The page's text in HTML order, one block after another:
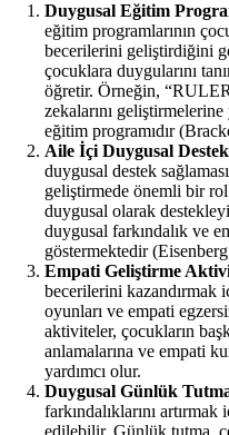
Duygusal Eğitim
eğitim programlarının
becerilerini geliştirdiğini
çocuklara duygularını
öğretir. Örneğin,
zekalarını geliştirmelerine
eğitim programıdır
Aile İçi Duygusal
duygusal destek
geliştirmede önemli bir rol
duygusal olarak
duygusal farkındalık ve
göstermektedir
Empati Geliştirme
becerilerini kazandırmak
oyunları ve empati
aktiviteler, çocukların
anlamalarına ve empati
yardımcı olur.
Duygusal Günlük
farkındalıklarını